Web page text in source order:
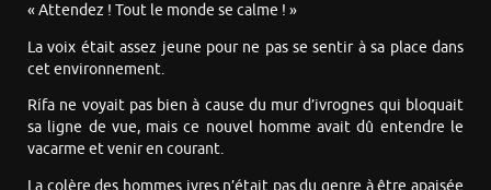
« Attendez ! Tout le monde se calme ! »
La voix était assez jeune pour ne pas se sentir à sa place dans
cet environnement.
Rífa ne voyait pas bien à cause du mur d’ivrognes qui bloquait
sa ligne de vue, mais ce nouvel homme avait dû entendre le
vacarme et venir en courant.
La colère des hommes ivres n’était pas du genre à être apaisée